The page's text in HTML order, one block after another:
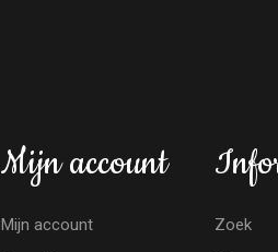
Mijn account
Mijn account
Zoek